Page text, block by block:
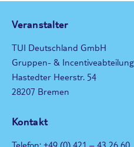
Veranstalter
TUI Deutschland GmbH
Gruppen- & Incentiveabteilung
Hastedter Heerstr. 54
28207 Bremen
Kontakt
Telefon: +49 (0) 421 – 43 26 60